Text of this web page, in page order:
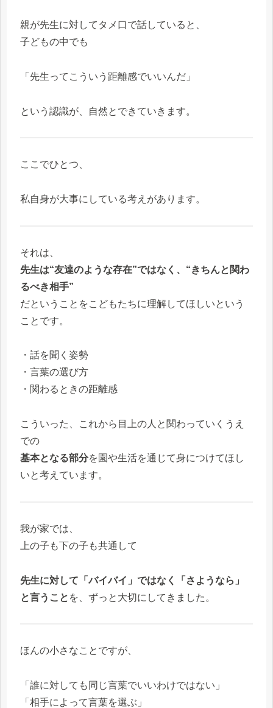
親が先生に対してタメ口で話していると、
子どもの中でも
「先生ってこういう距離感でいいんだ」
という認識が、自然とできていきます。
ここでひとつ、
私自身が大事にしている考えがあります。
それは、
先生は“友達のような存在”ではなく、“きちんと関わ
るべき相手”
だということをこどもたちに理解してほしいという
ことです。
・話を聞く姿勢
・言葉の選び方
・関わるときの距離感
こういった、これから目上の人と関わっていくうえ
での
基本となる部分を園や生活を通じて身につけてほし
いと考えています。
我が家では、
上の子も下の子も共通して
先生に対して「バイバイ」ではなく「さようなら」
と言うこと を、ずっと大切にしてきました。
ほんの小さなことですが、
「誰に対しても同じ言葉でいいわけではない」
「相手によって言葉を選ぶ」